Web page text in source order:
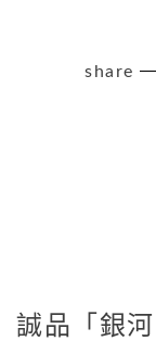
share
誠品「銀